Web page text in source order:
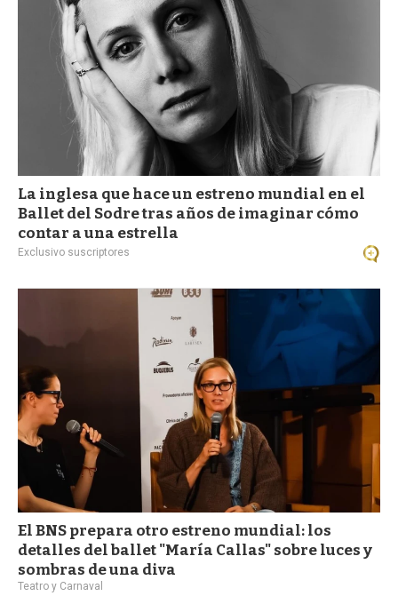
La inglesa que hace un estreno mundial en el
Ballet del Sodre tras años de imaginar cómo
contar a una estrella
Exclusivo suscriptores
El BNS prepara otro estreno mundial: los
detalles del ballet "María Callas" sobre luces y
sombras de una diva
Teatro y Carnaval